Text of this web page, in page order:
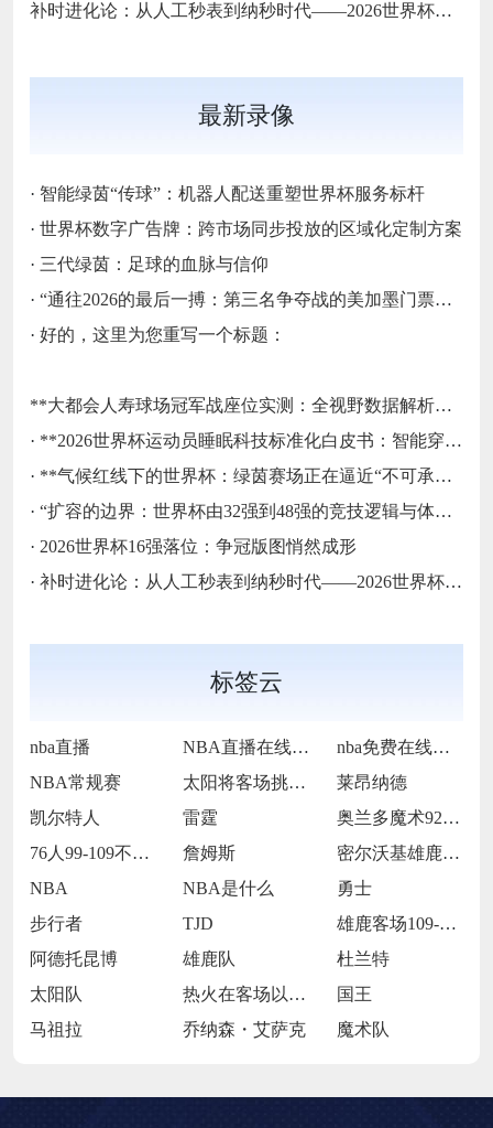
补时进化论：从人工秒表到纳秒时代——2026世界杯计时规则展望
最新录像
· 智能绿茵“传球”：机器人配送重塑世界杯服务标杆
· 世界杯数字广告牌：跨市场同步投放的区域化定制方案
· 三代绿茵：足球的血脉与信仰
· “通往2026的最后一搏：第三名争夺战的美加墨门票生死局”
· 好的，这里为您重写一个标题：
**大都会人寿球场冠军战座位实测：全视野数据解析与等级精准评估**
· **2026世界杯运动员睡眠科技标准化白皮书：智能穿戴监测标准与认证体系框架**
· **气候红线下的世界杯：绿茵赛场正在逼近“不可承受之热”**
· “扩容的边界：世界杯由32强到48强的竞技逻辑与体系重塑”
· 2026世界杯16强落位：争冠版图悄然成形
· 补时进化论：从人工秒表到纳秒时代——2026世界杯计时规则展望
标签云
nba直播 NBA直播在线观看
nba免费在线高清直播
NBA常规赛
太阳将客场挑战步行者
莱昂纳德
凯尔特人
雷霆
奥兰多魔术92-105犹他爵士
76人99-109不敌太阳
詹姆斯
密尔沃基雄鹿前锋克里斯·米德尔顿
NBA
NBA是什么
勇士
步行者
TJD
雄鹿客场109-106击败魔术
阿德托昆博
雄鹿队
杜兰特
太阳队
热火在客场以119-98大胜开拓者
国王
马祖拉
乔纳森・艾萨克 魔术队